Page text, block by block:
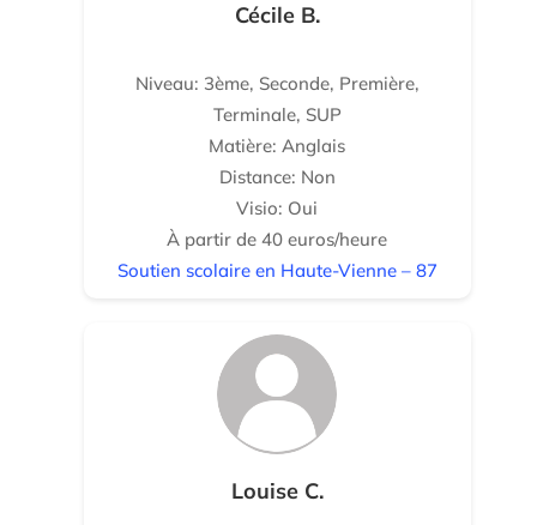
Cécile B.
Niveau: 3ème, Seconde, Première,
Terminale, SUP
Matière: Anglais
Distance: Non
Visio: Oui
À partir de 40 euros/heure
Soutien scolaire en Haute-Vienne – 87
Louise C.